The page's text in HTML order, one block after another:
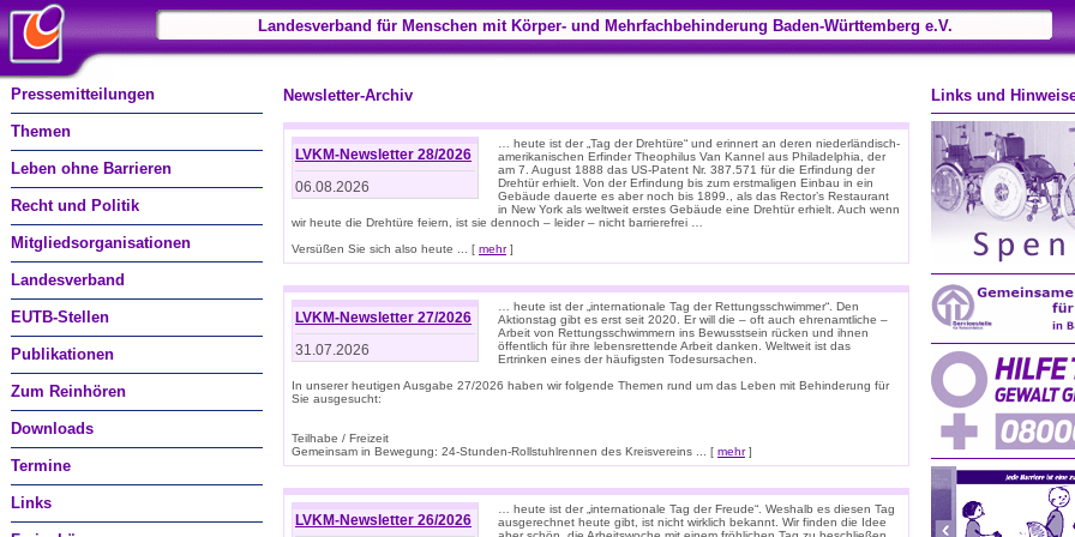
Landesverband für Menschen mit Körper- und Mehrfachbehinderung Baden-Württemberg e.V.
Pressemitteilungen
Themen
Leben ohne Barrieren
Recht und Politik
Mitgliedsorganisationen
Landesverband
EUTB-Stellen
Publikationen
Zum Reinhören
Downloads
Termine
Links
Newsletter-Archiv
LVKM-Newsletter 28/2026
06.08.2026
… heute ist der „Tag der Drehtüre“ und erinnert an deren niederländisch-
amerikanischen Erfinder Theophilus Van Kannel aus Philadelphia, der
am 7. August 1888 das US-Patent Nr. 387.571 für die Erfindung der
Drehtür erhielt. Von der Erfindung bis zum erstmaligen Einbau in ein
Gebäude dauerte es aber noch bis 1899., als das Rector’s Restaurant
in New York als weltweit erstes Gebäude eine Drehtür erhielt. Auch wenn
wir heute die Drehtüre feiern, ist sie dennoch – leider – nicht barrierefrei …
Versüßen Sie sich also heute ... [ mehr]
LVKM-Newsletter 27/2026
31.07.2026
… heute ist der „internationale Tag der Rettungsschwimmer“. Den
Aktionstag gibt es erst seit 2020. Er will die – oft auch ehrenamtliche –
Arbeit von Rettungsschwimmern ins Bewusstsein rücken und ihnen
öffentlich für ihre lebensrettende Arbeit danken. Weltweit ist das
Ertrinken eines der häufigsten Todesursachen.
In unserer heutigen Ausgabe 27/2026 haben wir folgende Themen rund um das Leben mit Behinderung für
Sie ausgesucht:
Teilhabe / Freizeit
Gemeinsam in Bewegung: 24-Stunden-Rollstuhlrennen des Kreisvereins ... [ mehr]
LVKM-Newsletter 26/2026
… heute ist der „internationale Tag der Freude“. Weshalb es diesen Tag
ausgerechnet heute gibt, ist nicht wirklich bekannt. Wir finden die Idee
Links und